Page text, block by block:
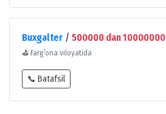
Buxgalter / 500000 dan 10000000
⛳ Fargʻona viloyatida
📞 Batafsil